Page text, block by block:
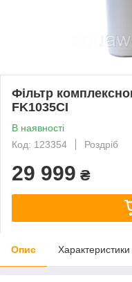
Фільтр
FK1035CI
В наявності
Код: 123354
Роздріб
29 999 ₴
Опис Характеристики